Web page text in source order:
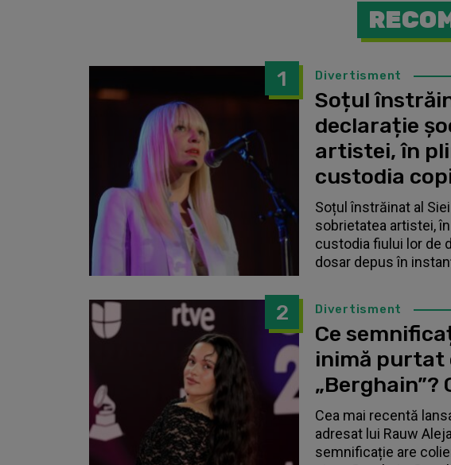
1 Divertisment
Soțul
declarație
artistei, în
custodia
Soțul înstrăinat al
sobrietatea artistei,
custodia fiului lor de
dosar depus în
2 Divertisment
Ce
inimă purtat
Cea mai recentă
adresat lui Rauw
semnificație are